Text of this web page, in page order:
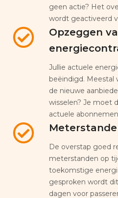
geen actie? Het
wordt geactiveerd
Opzeggen
Jullie actuele
beëindigd. Meestal
de nieuwe
wisselen? Je moet
actuele
De overstap goed
meterstanden op
toekomstige
gesproken wordt
dagen voor